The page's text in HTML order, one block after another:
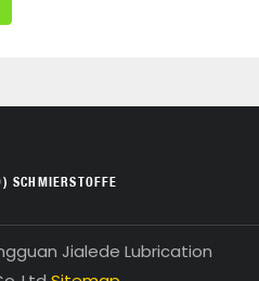
SCHMIERSTOFFE
Jialede Lubrication